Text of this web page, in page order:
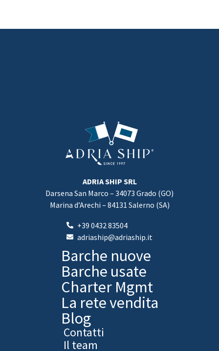
ADRIA SHIP SRL
Darsena San Marco – 34073 Grado (GO)
Marina d’Arechi – 84131 Salerno (SA)
+39 0432 83504
adriaship@adriaship.it
Barche nuove
Barche usate
Charter Mgmt
La rete vendita
Blog
Contatti
Il team